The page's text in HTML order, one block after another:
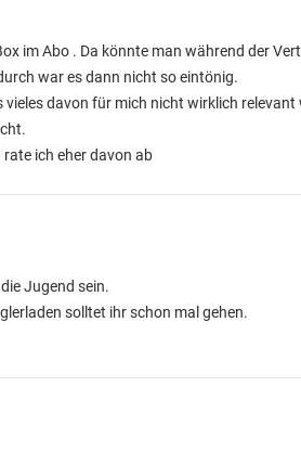
im Abo . Da könnte man während der
war es dann nicht so eintönig.
davon für mich nicht wirklich
ich eher davon ab
Jugend sein.
solltet ihr schon mal gehen.